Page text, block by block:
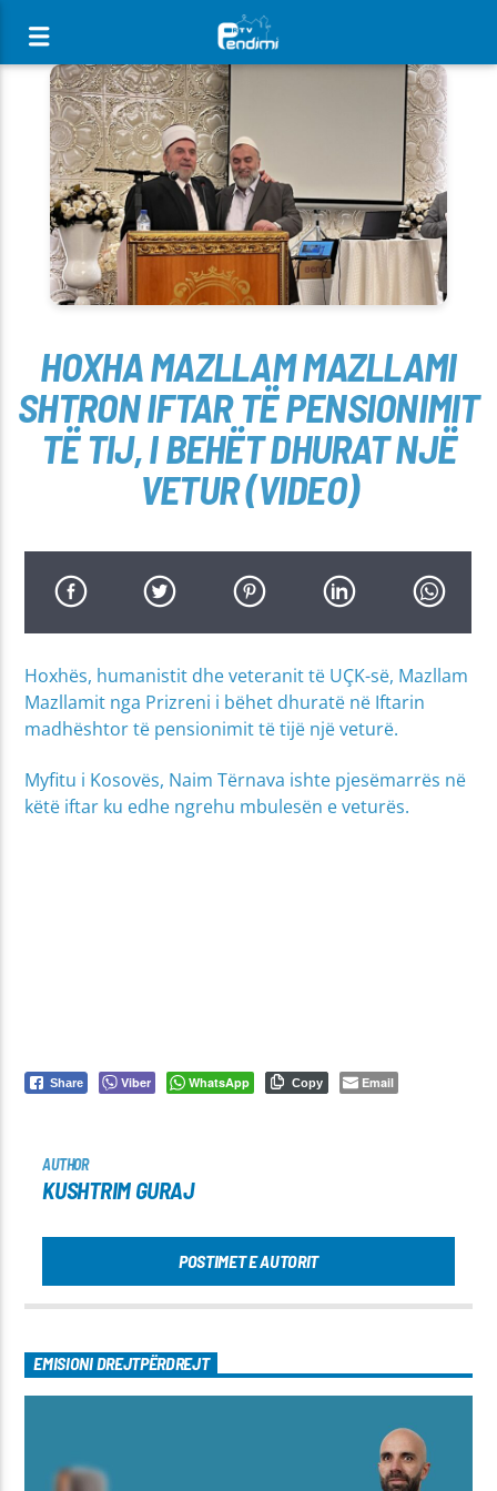
[There are no radio stations in the database]
HOXHA MAZLLAM MAZLLAMI
SHTRON IFTAR TË PENSIONIMIT
TË TIJ, I BEHËT DHURAT NJË
VETUR (VIDEO)
Hoxhës, humanistit dhe veteranit të UÇK-së, Mazllam
Mazllamit nga Prizreni i bëhet dhuratë në Iftarin
madhështor të pensionimit të tijë një veturë.
Myfitu i Kosovës, Naim Tërnava ishte pjesëmarrës në
këtë iftar ku edhe ngrehu mbulesën e veturës.
Share Viber WhatsApp Copy Email
AUTHOR
KUSHTRIM GURAJ
POSTIMET E AUTORIT
EMISIONI DREJTPËRDREJT